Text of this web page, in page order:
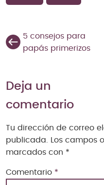
5 consejos para
papás primerizos
Deja un
comentario
Tu dirección de correo
publicada.
Los campos
marcados con *
Comentario *